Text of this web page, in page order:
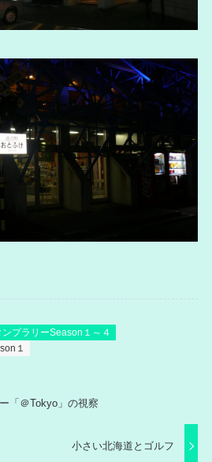
プラリーSeason１～４
１
「＠Tokyo」の視察
小さい北海道とゴルフ